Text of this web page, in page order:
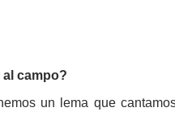
campo?
un lema que